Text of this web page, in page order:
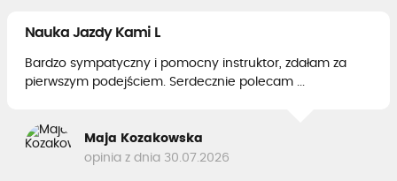
Nauka Jazdy Kami L
Bardzo sympatyczny i pomocny instruktor, zdałam za
pierwszym podejściem. Serdecznie polecam ...
Maja Kozakowska
opinia z dnia 30.07.2026